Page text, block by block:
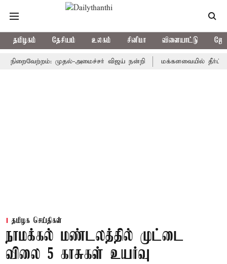
தமிழகம் தேசியம் உலகம் சினிமா விளையாட்டு
முதல்-அமைச்சர் விஜய் நன்றி மக்களவையில் தீர்ப்பாய
தமிழக செய்திகள்
நாமக்கல் மண்டலத்தில் முட்டை
விலை 5 காசுகள் உயர்வு